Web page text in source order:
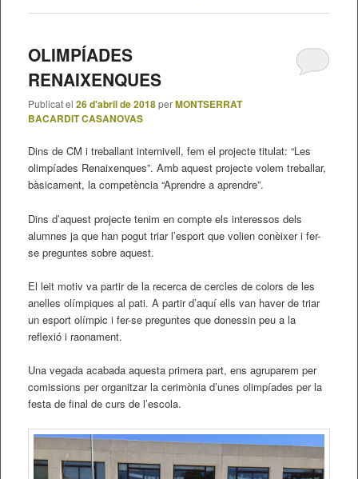
OLIMPÍADES
RENAIXENQUES
Publicat el 26 d'abril de 2018perMONTSERRAT
BACARDIT CASANOVAS
Dins de CM i treballant internivell, fem el projecte titulat: “Les
olimpíades Renaixenques”. Amb aquest projecte volem treballar,
bàsicament, la competència “Aprendre a aprendre”.
Dins d’aquest projecte tenim en compte els interessos dels
alumnes ja que han pogut triar l’esport que volien conèixer i fer-
se preguntes sobre aquest.
El leit motiv va partir de la recerca de cercles de colors de les
anelles olímpiques al pati. A partir d’aquí ells van haver de triar
un esport olímpic i fer-se preguntes que donessin peu a la
reflexió i raonament.
Una vegada acabada aquesta primera part, ens agruparem per
comissions per organitzar la cerimònia d’unes olimpíades per la
festa de final de curs de l’escola.